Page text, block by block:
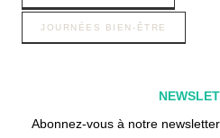
JOURNÉES BIEN-ÊTRE
Abonnez-vous à notre